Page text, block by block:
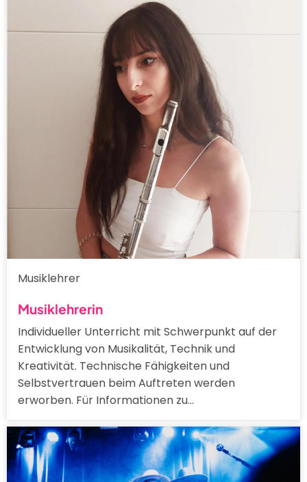
Musiklehrer
Musiklehrerin
Individueller Unterricht mit Schwerpunkt auf der
Entwicklung von Musikalität, Technik und
Kreativität. Technische Fähigkeiten und
Selbstvertrauen beim Auftreten werden
erworben. Für Informationen zu…